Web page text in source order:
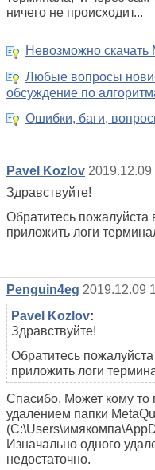
ничего не происходит...
Невозможно скачать
Любые вопросы
обсуждение по
Ошибки, баги,
Pavel Kozlov 2019.12.09
Здравствуйте!
Обратитесь пожалуйста
приложить логи
Penguin4eg 2019.12.09
Pavel Kozlov:
Здравствуйте!
Обратитесь
приложить логи
Спасибо. Может кому то
удaлением пaпки
Изначально одного
недостаточно.